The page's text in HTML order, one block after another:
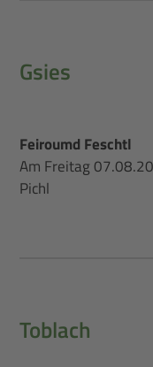
Gsies
Feiroumd Feschtl
Am Freitag
Pichl
Toblach